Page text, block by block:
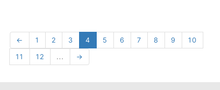
← 1 2 3 4 5 6 7 8 9
10
11
12 ... →